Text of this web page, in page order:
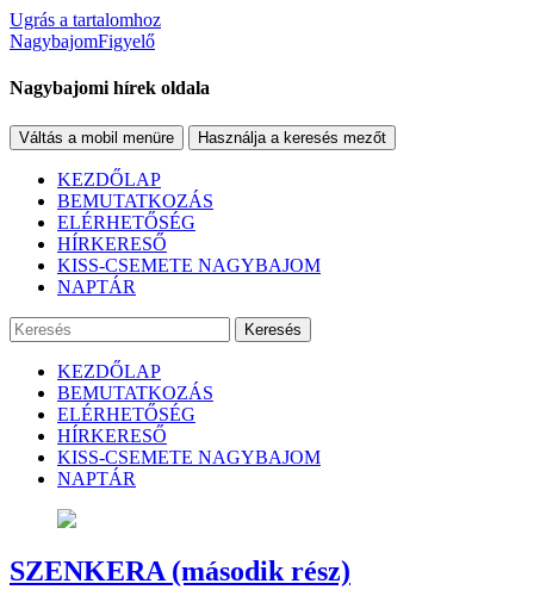
Ugrás a tartalomhoz
NagybajomFigyelő
Nagybajomi hírek oldala
Váltás a mobil menüre Használja a keresés mezőt
KEZDŐLAP
BEMUTATKOZÁS
ELÉRHETŐSÉG
HÍRKERESŐ
KISS-CSEMETE NAGYBAJOM
NAPTÁR
Keresés
KEZDŐLAP
BEMUTATKOZÁS
ELÉRHETŐSÉG
HÍRKERESŐ
KISS-CSEMETE NAGYBAJOM
NAPTÁR
SZENKERA (második rész)